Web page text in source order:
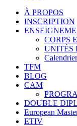
À PROPOS
INSCRIPTION
CORPS
UNITÉS
Calendrier
TFM
BLOG
CAM
DOUBLE
European
ETIV